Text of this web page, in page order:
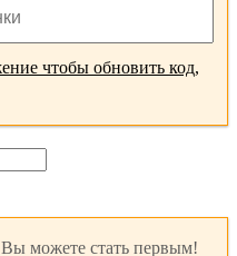
можете стать первым!